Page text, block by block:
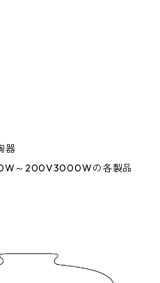
器
～200V3000Wの各製品